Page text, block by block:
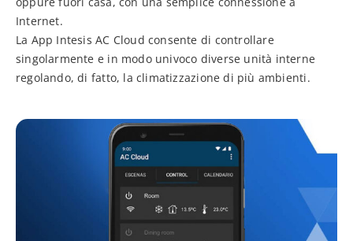
Internet.
La App Intesis AC Cloud consente di controllare
singolarmente e in modo univoco diverse unità interne
regolando, di fatto, la climatizzazione di più ambienti.